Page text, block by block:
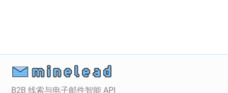
B2B 线索与电子邮件智能 API